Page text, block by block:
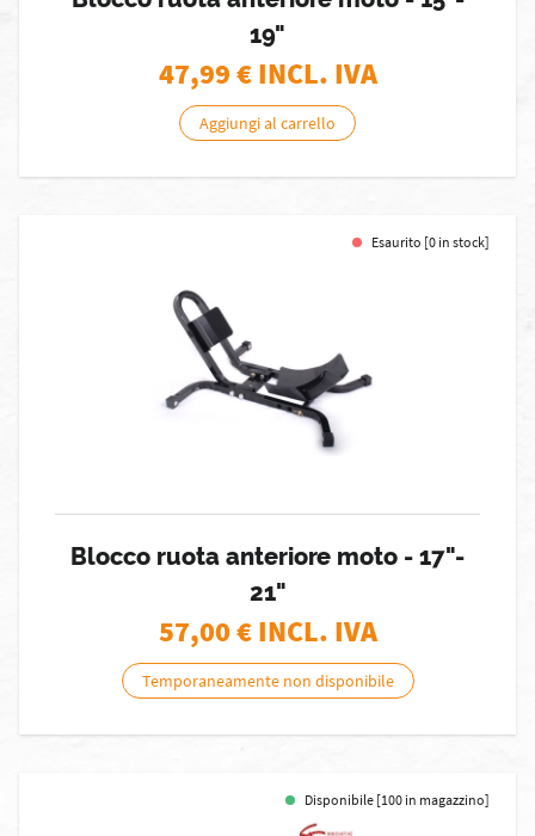
19"
47,99€ INCL. IVA
Aggiungi al carrello
Esaurito [0 in stock]
Blocco ruota anteriore moto - 17"-
21"
57,00€ INCL. IVA
Temporaneamente non disponibile
Disponibile [100 in magazzino]